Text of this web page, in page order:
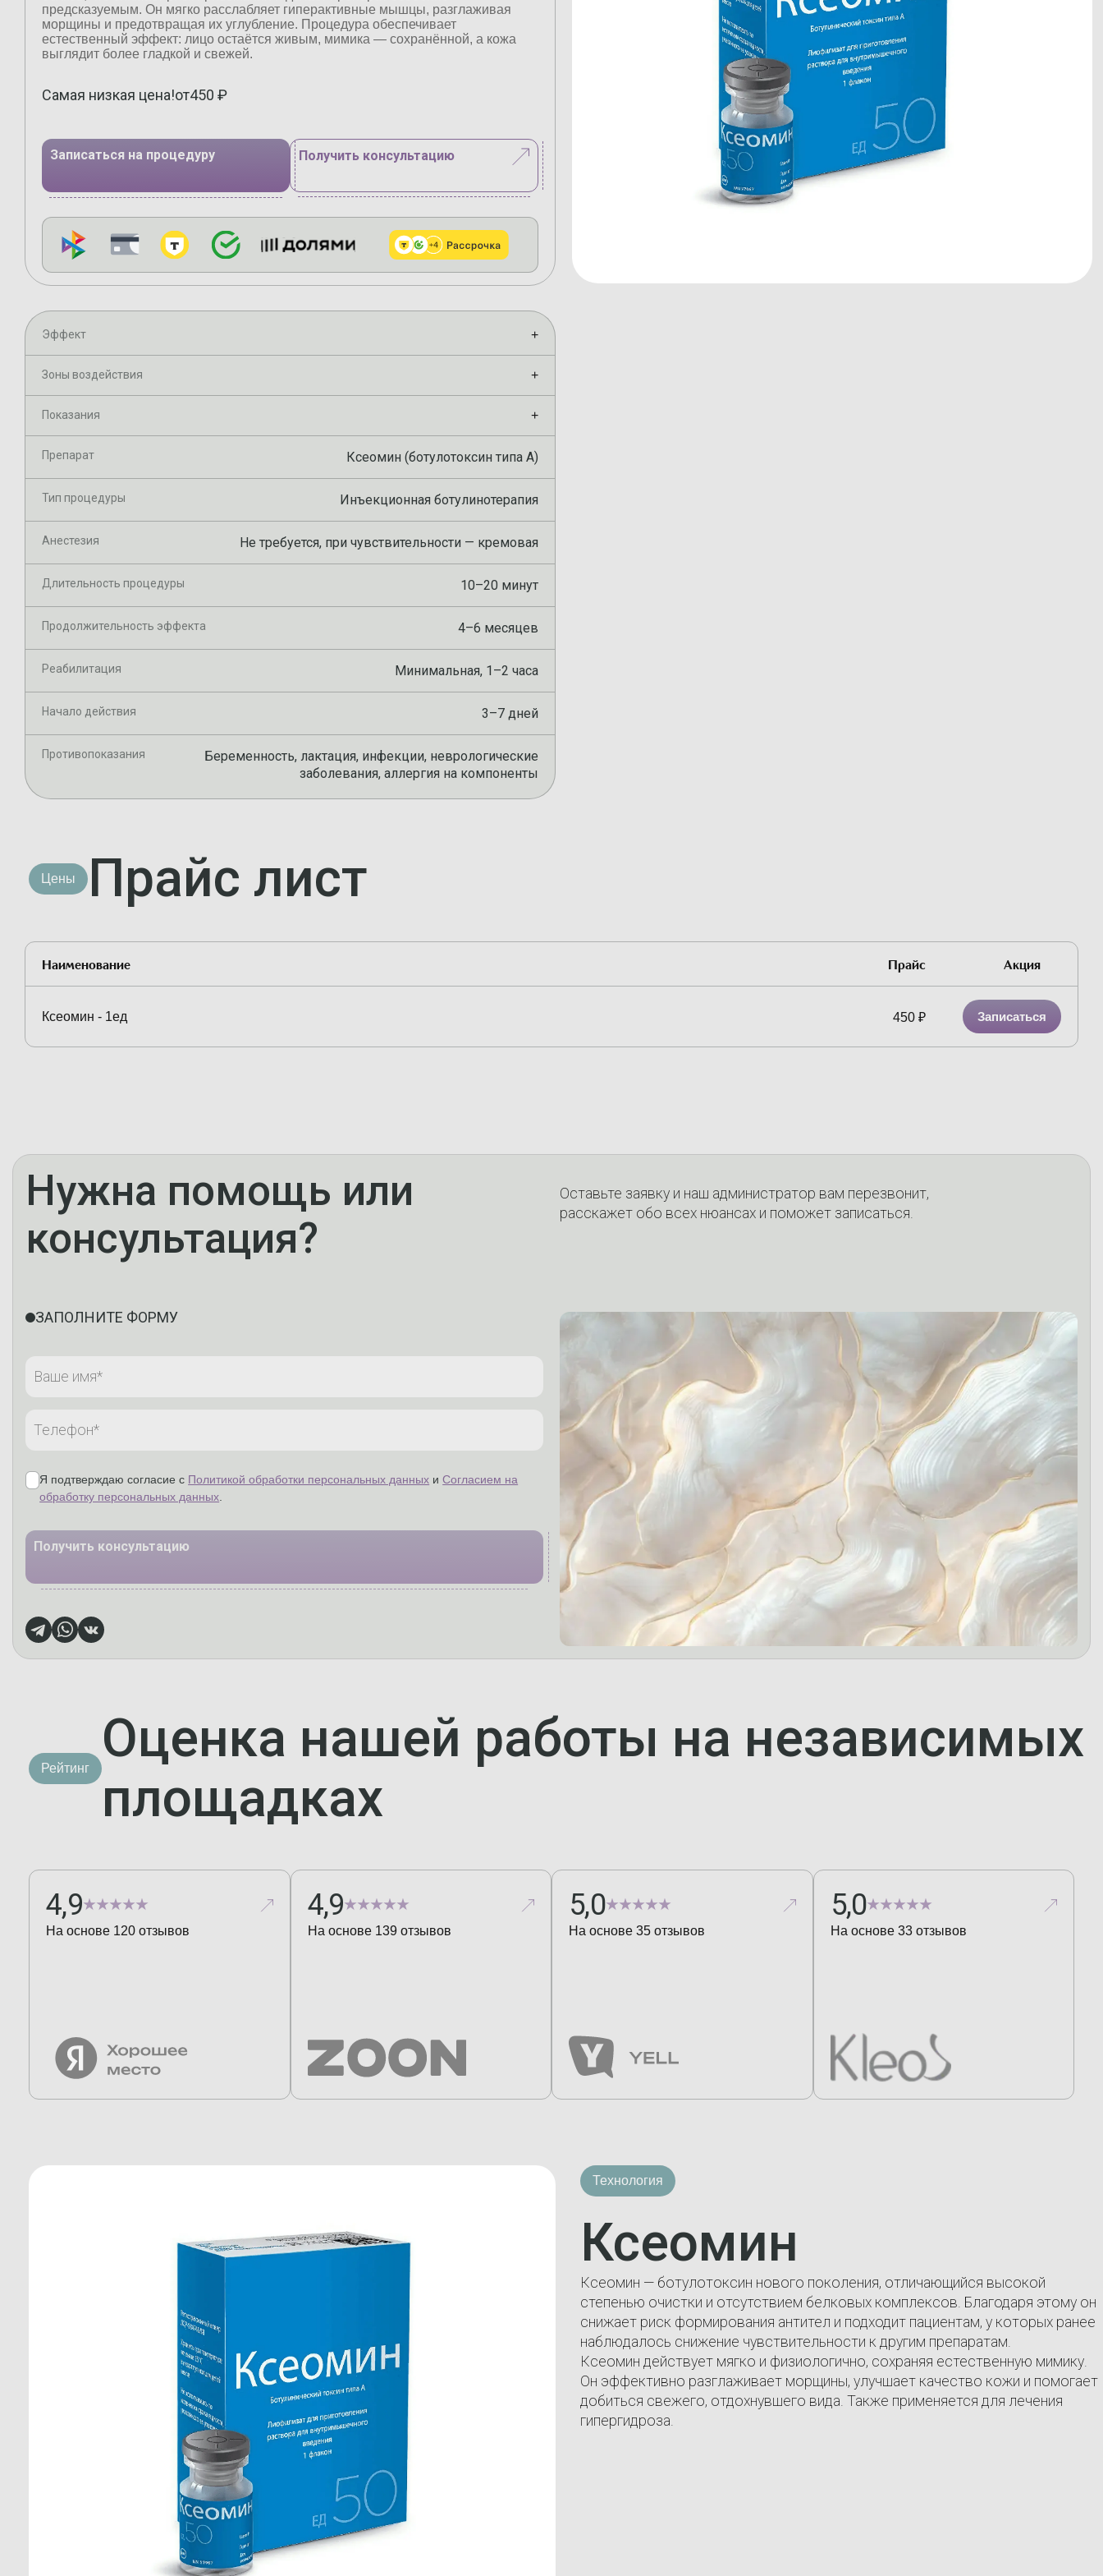
предсказуемым. Он мягко расслабляет гиперактивные мышцы, разглаживая
морщины и предотвращая их углубление. Процедура обеспечивает
естественный эффект: лицо остаётся живым, мимика — сохранённой, а кожа
выглядит более гладкой и свежей.
Самая низкая цена!от450 ₽
Записаться на процедуру Получить консультацию
Эффект +
Зоны воздействия +
Показания +
Препарат Ксеомин (ботулотоксин типа А)
Тип процедуры Инъекционная ботулинотерапия
Анестезия Не требуется, при чувствительности — кремовая
Длительность процедуры 10–20 минут
Продолжительность эффекта 4–6 месяцев
Реабилитация Минимальная, 1–2 часа
Начало действия 3–7 дней
Противопоказания
Беременность, лактация, инфекции, неврологические
заболевания, аллергия на компоненты
Цены Прайс лист
Наименование Прайс Акция
Ксеомин - 1ед 450 ₽ Записаться
Нужна помощь или
консультация?
Оставьте заявку и наш администратор вам перезвонит,
расскажет обо всех нюансах и поможет записаться.
ЗАПОЛНИТЕ ФОРМУ
Я подтверждаю согласие с Политикой обработки персональных данных и Согласием на
обработку персональных данных
Получить консультацию
Рейтинг
Оценка нашей работы на независимых
площадках
4,9
На основе 120 отзывов
4,9
На основе 139отзывов
5,0
На основе 35 отзывов
5,0
На основе 33отзывов
Технология
Ксеомин
Ксеомин — ботулотоксин нового поколения, отличающийся высокой
степенью очистки и отсутствием белковых комплексов. Благодаря этому он
снижает риск формирования антител и подходит пациентам, у которых ранее
наблюдалось снижение чувствительности к другим препаратам.
Ксеомин действует мягко и физиологично, сохраняя естественную мимику.
Он эффективно разглаживает морщины, улучшает качество кожи и помогает
добиться свежего, отдохнувшего вида. Также применяется для лечения
гипергидроза.